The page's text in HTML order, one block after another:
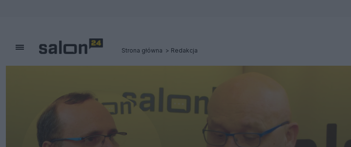
Strona główna Redakcja